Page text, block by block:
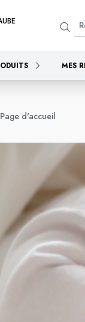
MES
Page d'accueil